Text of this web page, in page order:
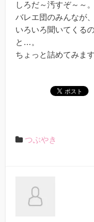
しろだ～汚すぞ～～
バレエ団のみんなが
いろいろ聞いてくる
と…。
ちょっと詰めてみます
つぶやき